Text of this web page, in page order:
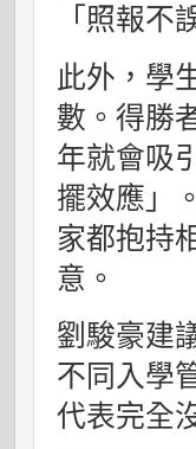
「照報
此外，學
數。得勝
年就會吸
擺效應」
家都抱持
意。
劉駿豪建
不同入學
代表完全